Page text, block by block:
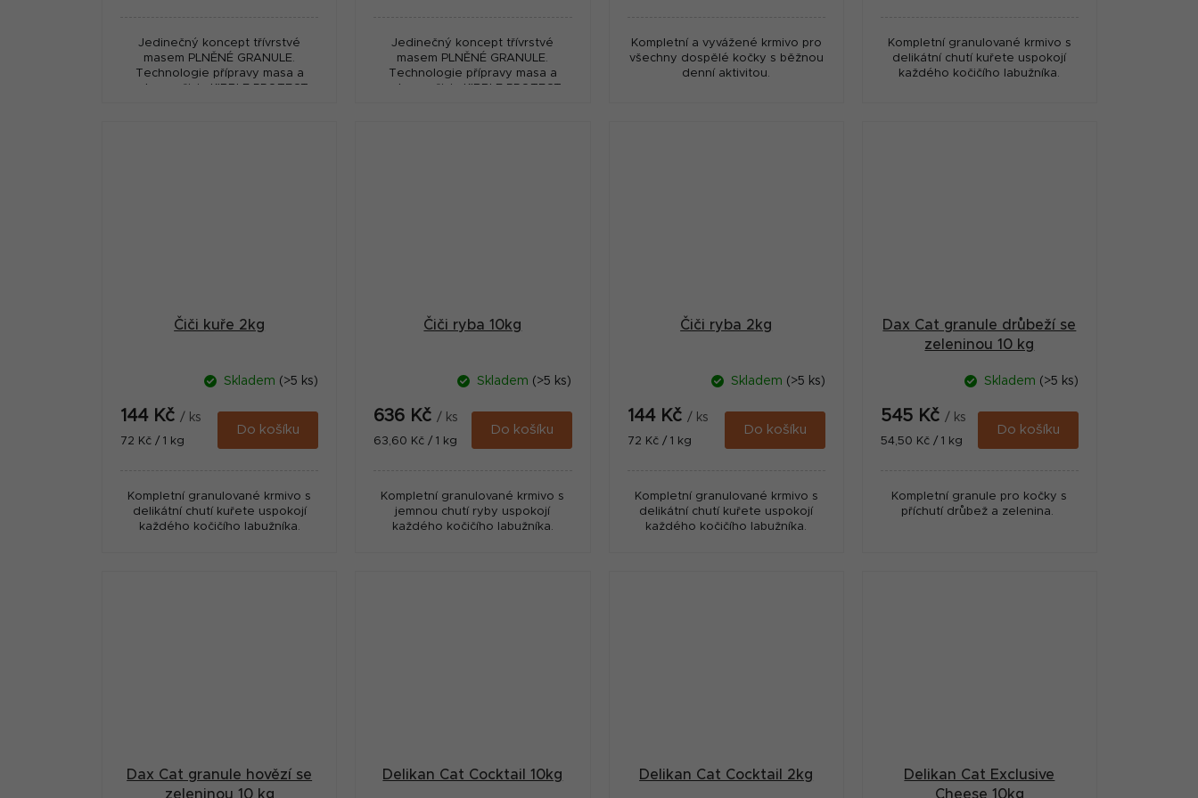
Jedinečný koncept třívrstvé
masem PLNĚNÉ GRANULE.
Technologie přípravy masa a
ochrany živin KIBBLE PROTECT
Jedinečný koncept třívrstvé
masem PLNĚNÉ GRANULE.
Technologie přípravy masa a
ochrany živin KIBBLE PROTECT
Kompletní a vyvážené krmivo pro
všechny dospělé kočky s běžnou
denní aktivitou.
Kompletní granulované krmivo s
delikátní chutí kuřete uspokojí
každého kočičího labužníka.
Čiči kuře 2kg
Skladem (>5 ks)
144 Kč / ks
Měrná
72 Kč / 1 kg
Do košíku
Kompletní granulované krmivo s
delikátní chutí kuřete uspokojí
každého kočičího labužníka.
Čiči ryba 10kg
Skladem (>5 ks)
636 Kč/ ks
Měrná
63,60 Kč / 1 kg
Do košíku
Kompletní granulované krmivo s
jemnou chutí ryby uspokojí
každého kočičího labužníka.
Čiči ryba 2kg
Skladem (>5 ks)
144 Kč / ks
Měrná
72 Kč / 1 kg
Do košíku
Kompletní granulované krmivo s
delikátní chutí kuřete uspokojí
každého kočičího labužníka.
Dax Cat granule drůbeží se
zeleninou 10 kg
Skladem (>5 ks)
545 Kč / ks
Měrná
54,50 Kč / 1 kg
Do košíku
Kompletní granule pro kočky s
příchutí drůbež a zelenina.
Dax Cat granule hovězí se
zeleninou 10 kg
Delikan Cat Cocktail 10kg Delikan Cat Cocktail 2kg
Delikan Cat Exclusive
Cheese 10kg